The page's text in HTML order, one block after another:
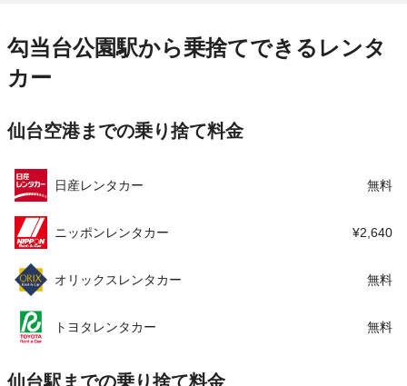
住所 宮城県仙台市青葉区二日町２−５
店舗詳細
勾当台公園駅から乗捨てできるレンタ
カー
仙台空港までの乗り捨て料金
日産レンタカー 無料
ニッポンレンタカー ¥2,640
オリックスレンタカー 無料
トヨタレンタカー 無料
仙台駅までの乗り捨て料金